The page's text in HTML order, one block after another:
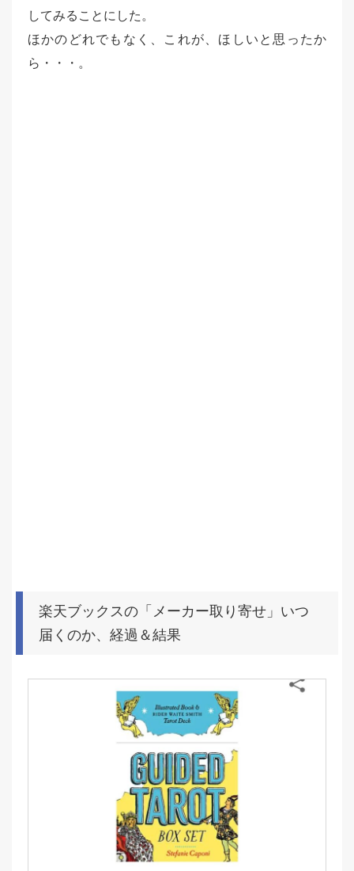
してみることにした。
ほかのどれでもなく、これが、ほしいと思ったか
ら・・・。
楽天ブックスの「メーカー取り寄せ」いつ
届くのか、経過＆結果